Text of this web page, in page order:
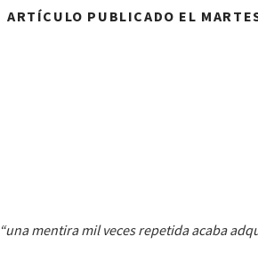
ARTÍCULO PUBLICADO EL
“una mentira mil veces repetida acaba